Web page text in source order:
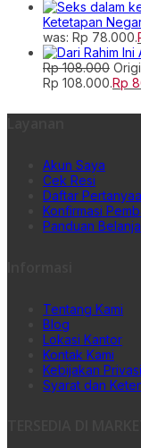
Ketetapan
was: Rp 78.000.
Rp108.000
Rp 108.000.Rp
Akun Saya
Cek Resi
Daftar
Konfirmasi
Panduan Belanja
Tentang Kami
Blog
Lokasi Kantor
Kontak Kami
Kebijakan Privasi
Syarat dan